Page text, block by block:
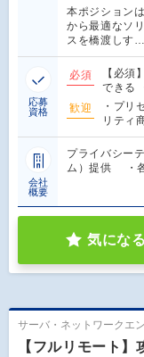
本ポジション
から最適なソ
スを橋渡しす…
応募
資格
必須
【必
できる
歓迎
・プリ
リティ
会社
概要
プライバシー
ム）提供 ・
気になる
サーバ・ネットワークエ
【フルリモート